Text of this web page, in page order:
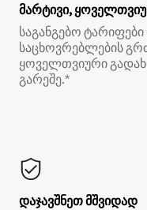
მარტივი,
საგანგებო
საცხოვრებლების
ყოველთვიური
გარეშე.*
დაჯავშნეთ მშვიდად